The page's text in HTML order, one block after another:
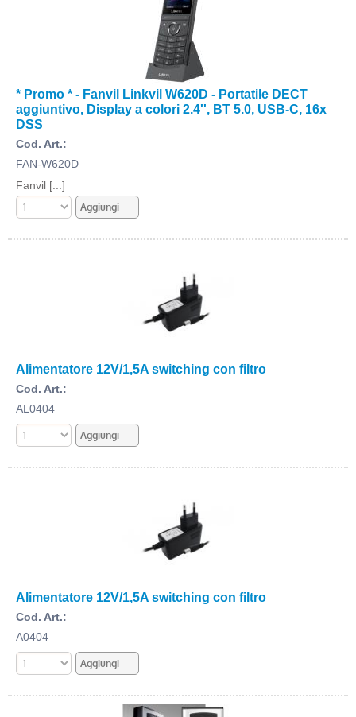
* Promo * - Fanvil Linkvil W620D - Portatile DECT
aggiuntivo, Display a colori 2.4'', BT 5.0, USB-C, 16x
DSS
Cod. Art.:
FAN-W620D
Fanvil [...]
Alimentatore 12V/1,5A switching con filtro
Cod. Art.:
AL0404
Alimentatore 12V/1,5A switching con filtro
Cod. Art.:
A0404